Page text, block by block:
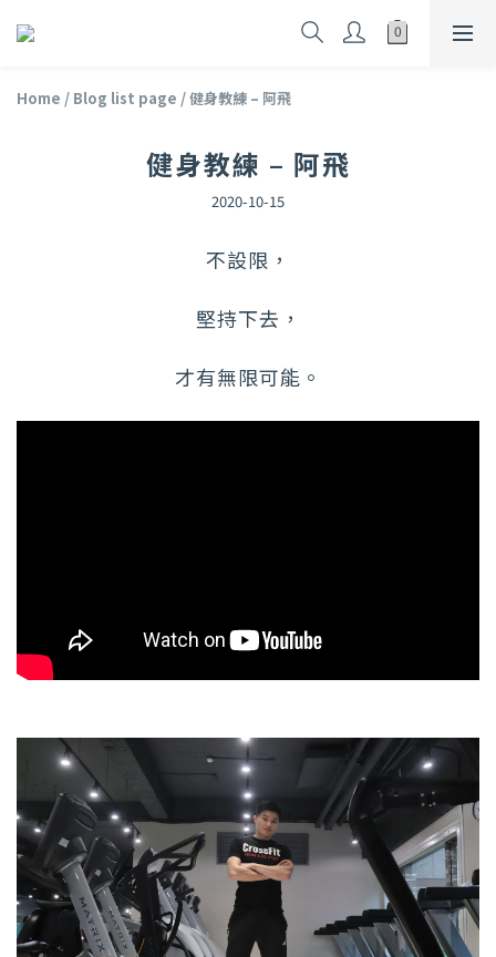
Home / Blog list page /健身教練 – 阿飛
健身教練 – 阿飛
2020-10-15
不設限，
堅持下去，
才有無限可能。